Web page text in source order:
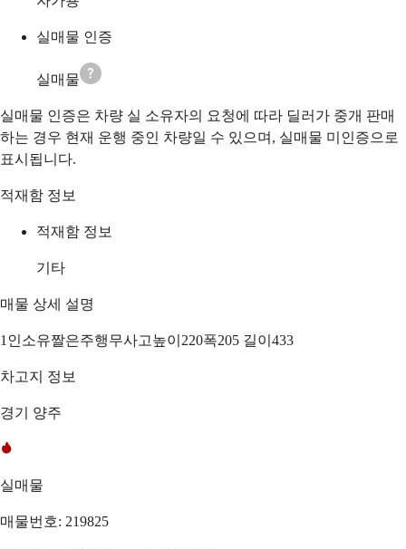
실매물 인증
실매물
실매물 인증은 차량 실 소유자의 요청에 따라 딜러가 중개 판매
하는 경우 현재 운행 중인 차량일 수 있으며, 실매물 미인증으로
표시됩니다.
적재함 정보
적재함 정보
기타
매물 상세 설명
1인소유짤은주행무사고높이220폭205 길이433
차고지 정보
경기 양주
실매물
매물번호: 219825